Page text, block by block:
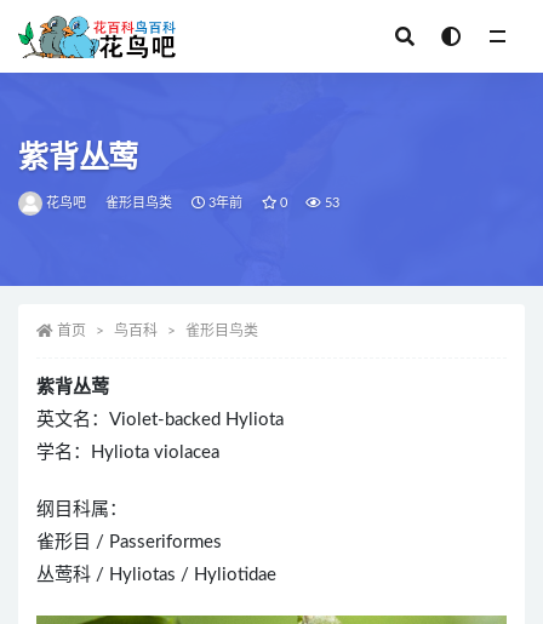
紫背丛莺
花鸟吧 雀形目鸟类 3年前 0 53
首页 鸟百科 雀形目鸟类
紫背丛莺
英文名：Violet-backed Hyliota
学名：Hyliota violacea
纲目科属：
雀形目 / Passeriformes
丛莺科 / Hyliotas / Hyliotidae